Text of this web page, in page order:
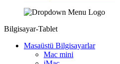
Bilgisayar-Tablet
Masaüstü Bilgisayarlar
Mac mini